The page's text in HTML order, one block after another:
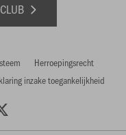
Herroepingsrecht
inzake toegankelijkheid